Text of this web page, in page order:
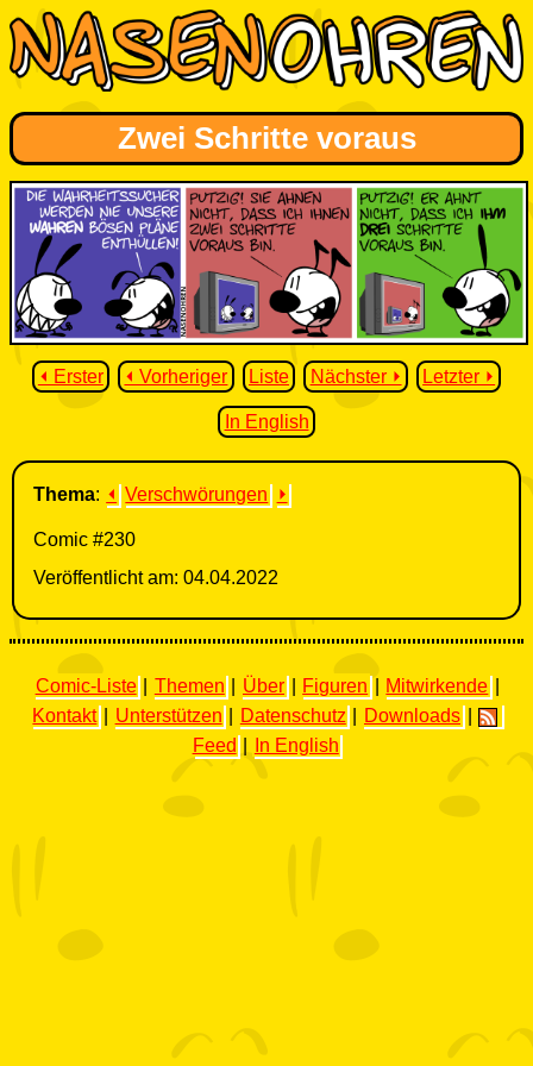
Zwei Schritte voraus
⏴ Erster ⏴ Vorheriger Liste Nächster ⏵ Letzter ⏵
In English
Thema: ⏴ Verschwörungen ⏵
Comic #230
Veröffentlicht am: 04.04.2022
Comic-Liste Themen Über Figuren Mitwirkende
Kontakt
Unterstützen Datenschutz Downloads
Feed
In English